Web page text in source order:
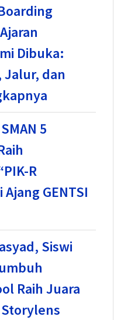
Dibuka:
Jalur, dan
5
R
GENTSI
Siswi
Raih Juara